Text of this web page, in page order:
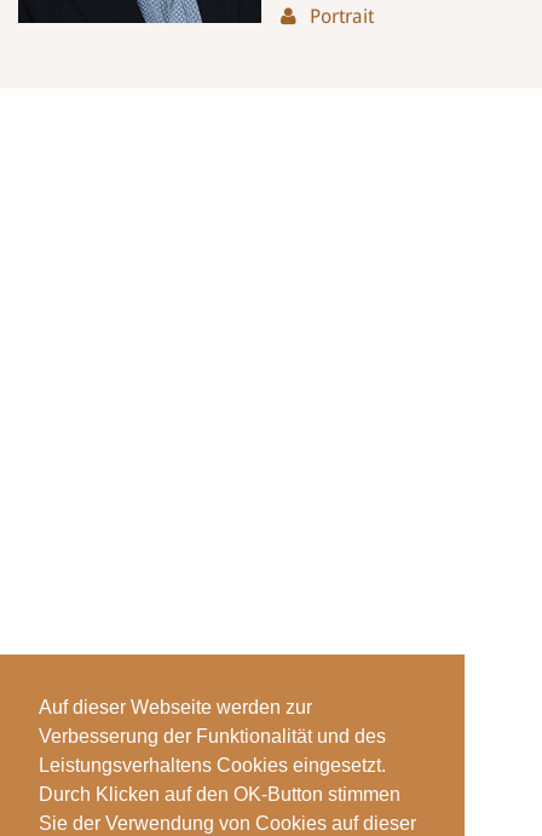
Auf dieser Webseite werden zur
Verbesserung der Funktionalität und des
Leistungsverhaltens Cookies eingesetzt.
Durch Klicken auf den OK-Button stimmen
Sie der Verwendung von Cookies auf dieser
Portrait